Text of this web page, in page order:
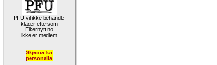
PFU vil ikke behandle
klager ettersom
Eikernytt.no
ikke er medlem
Skjema for
personalia